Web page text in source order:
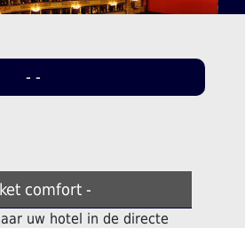
- -
comfort -
uw hotel in de directe